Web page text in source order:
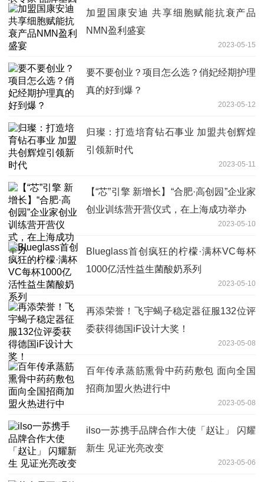
加盟国康安迪 共享细胞赋能抗衰产品
NMN盈利盛宴
2023-05-15
要不要创业？项目怎么选？俏妃经期护理
真的好到爆？
2023-05-12
归璨：打造培育钻石事业 加盟共创辉煌
引领新时代
2023-05-11
【“芯”引擎 新增长】“合肥·高创园”企业家
创业训练营开营仪式，在上海成功举办
2023-05-10
Blueglass首创疯狂的柠檬·满杯VC每杯
1000亿活性益生菌酸奶系列
2023-05-10
再添荣誉！飞宇蝎子稳定器征服132位评
委获得德国iF设计大奖！
2023-05-08
百年传承蒸筋熏骨中药药敷包 面向全国
招商加盟火热进行中
2023-05-08
ilso一苏携手品牌合作大使「赵让」 闪耀
新生 见证光亮改变
2023-05-06